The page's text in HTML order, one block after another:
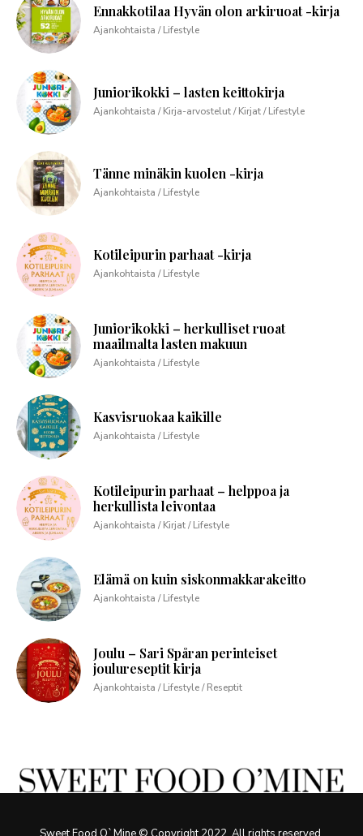
Ennakkotilaa Hyvän olon arkiruoat -kirja
Ajankohtaista / Lifestyle
Juniorikokki – lasten keittokirja
Ajankohtaista / Kirja-arvostelut / Kirjat / Lifestyle
Tänne minäkin kuolen -kirja
Ajankohtaista / Lifestyle
Kotileipurin parhaat -kirja
Ajankohtaista / Lifestyle
Juniorikokki – herkulliset ruoat
maailmalta lasten makuun
Ajankohtaista / Lifestyle
Kasvisruokaa kaikille
Ajankohtaista / Lifestyle
Kotileipurin parhaat – helppoa ja
herkullista leivontaa
Ajankohtaista / Kirjat / Lifestyle
Elämä on kuin siskonmakkarakeitto
Ajankohtaista / Lifestyle
Joulu – Sari Spåran perinteiset
joulureseptit kirja
Ajankohtaista / Lifestyle / Reseptit